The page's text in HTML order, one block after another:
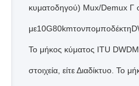
κυματοδηγού) Mux/Demux Γ
με
Το μήκος κύματος ITU DWDM
στοιχεία, είτε Διαδίκτυο. Το